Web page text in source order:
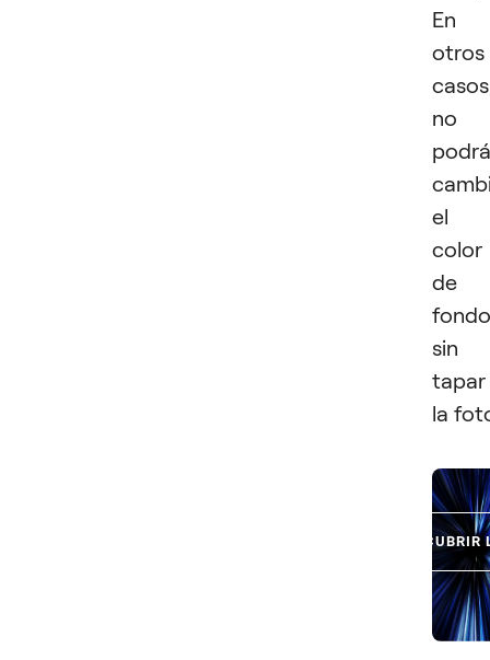
En
otros
no
el
color
de
fondo
sin
tapar
la